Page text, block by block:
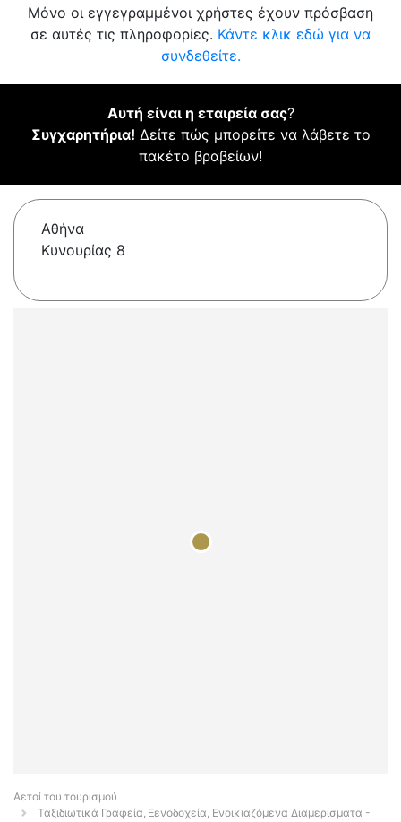
Μόνο οι εγγεγραμμένοι χρήστες έχουν πρόσβαση
σε αυτές τις πληροφορίες. Κάντε κλικ εδώ για να
συνδεθείτε.
Αυτή είναι η εταιρεία σας?
Συγχαρητήρια! Δείτε πώς μπορείτε να λάβετε το
πακέτο βραβείων!
Αθήνα
Κυνουρίας 8
Αετοί του τουρισμού
Ταξιδιωτικά Γραφεία, Ξενοδοχεία, Ενοικιαζόμενα Διαμερίσματα -